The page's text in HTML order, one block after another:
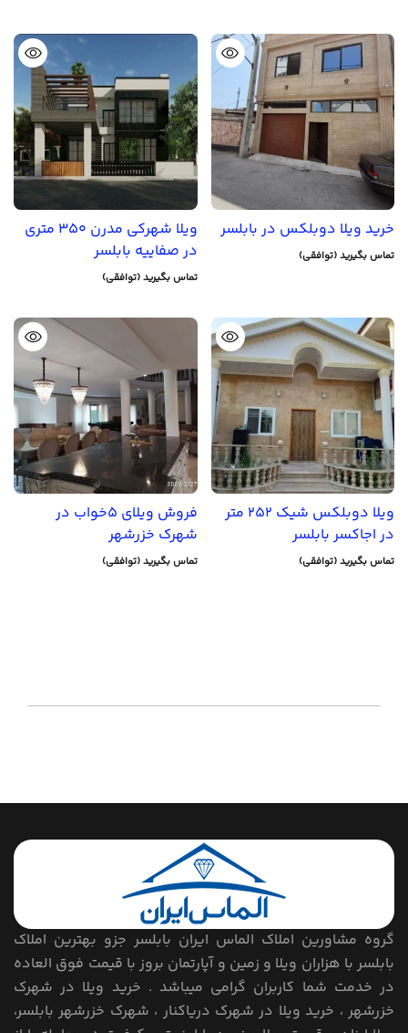
خرید ویلا دوبلکس در بابلسر
تماس بگیرید (توافقی)
ویلا شهرکی مدرن 350 متری
در صفاییه بابلسر
تماس بگیرید (توافقی)
ویلا دوبلکس شیک 252 متر
در اجاکسر بابلسر
تماس بگیرید (توافقی)
فروش ویلای 5خواب در
شهرک خزرشهر
تماس بگیرید (توافقی)
گروه مشاورین املاک الماس ایران بابلسر جزو بهترین املاک
بابلسر با هزاران ویلا و زمین و آپارتمان بروز با قیمت فوق العاده
در خدمت شما کاربران گرامی میباشد . خرید ویلا در شهرک
خزرشهر ، خرید ویلا در شهرک دریاکنار ، شهرک خزرشهر بابلسر،